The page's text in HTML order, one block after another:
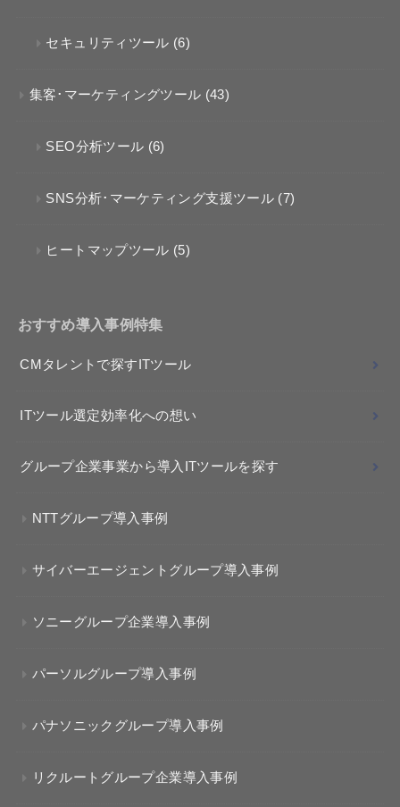
セキュリティツール (6)
集客･マーケティングツール (43)
SEO分析ツール (6)
SNS分析･マーケティング支援ツール (7)
ヒートマップツール (5)
おすすめ導入事例特集
CMタレントで探すITツール
ITツール選定効率化への想い
グループ企業事業から導入ITツールを探す
NTTグループ導入事例
サイバーエージェントグループ導入事例
ソニーグループ企業導入事例
パーソルグループ導入事例
パナソニックグループ導入事例
リクルートグループ企業導入事例